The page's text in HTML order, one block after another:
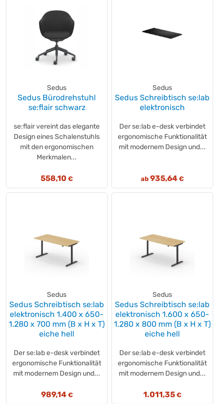
Sedus
Sedus Bürodrehstuhl
se:flair schwarz
se:flair vereint das elegante
Design eines Schalenstuhls
mit den ergonomischen
Merkmalen...
558,10 €
Sedus
Sedus Schreibtisch se:lab
elektronisch
Der se:lab e-desk verbindet
ergonomische Funktionalität
mit modernem Design und...
ab 935,64 €
Sedus
Sedus Schreibtisch se:lab
elektronisch 1.400 x 650-
1.280 x 700 mm (B x H x T)
eiche hell
Der se:lab e-desk verbindet
ergonomische Funktionalität
mit modernem Design und...
989,14€
Sedus
Sedus Schreibtisch se:lab
elektronisch 1.600 x 650-
1.280 x 800 mm (B x H x T)
eiche hell
Der se:lab e-desk verbindet
ergonomische Funktionalität
mit modernem Design und...
1.011,35 €